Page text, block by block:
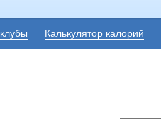
Калькулятор калорий